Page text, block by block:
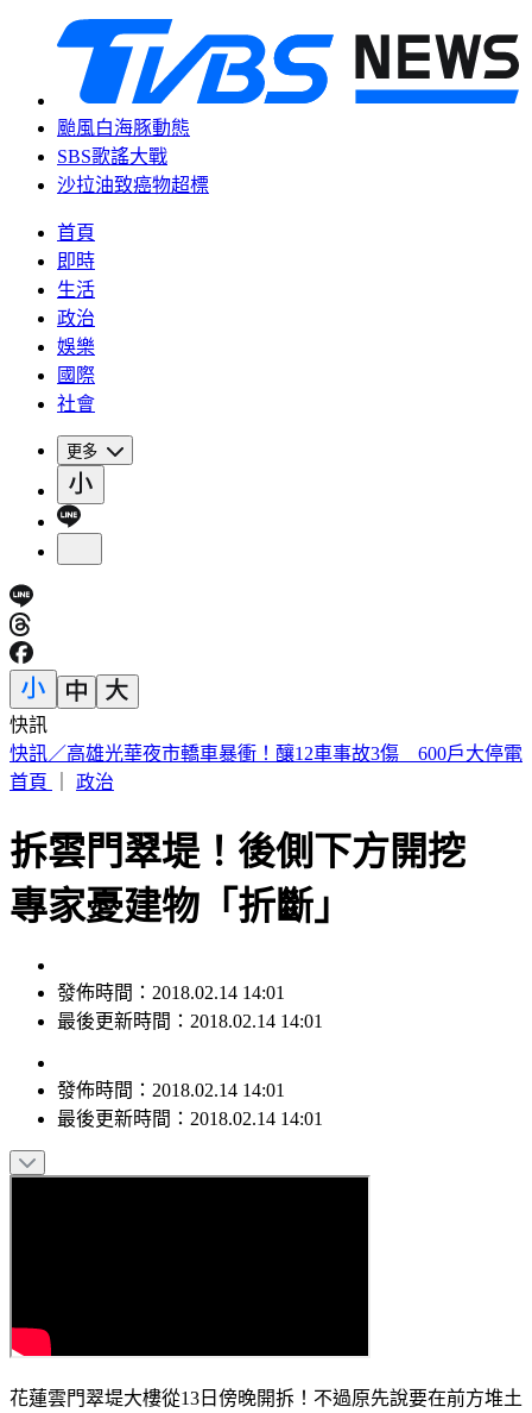
颱風白海豚動態
SBS歌謠大戰
沙拉油致癌物超標
首頁
即時
生活
政治
娛樂
國際
社會
更多
快訊
預告基本工資要漲了！賴清德喊話企業：有獲利替「員工加
薪」
拆雲門翠堤！後側下方開挖
專家憂建物「折斷」
發佈時間：2018.02.14 14:01
發佈時間：2018.02.14 14:01